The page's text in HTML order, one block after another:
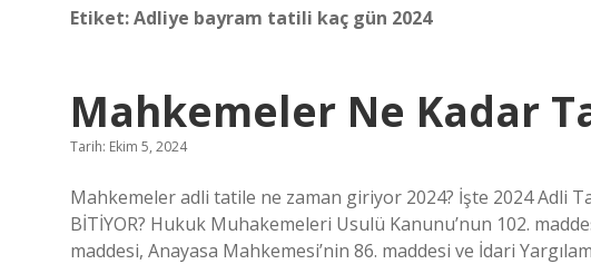
Etiket:Adliye bayram tatili kaç gün 2024
Mahkemeler Ne Kadar
Tarih: Ekim 5, 2024
Mahkemeler adli tatile ne zaman giriyor 2024? İşte 2024 Adli
BİTİYOR? Hukuk Muhakemeleri Usulü Kanunu’nun 102.
maddesi, Anayasa Mahkemesi’nin 86. maddesi ve İdari